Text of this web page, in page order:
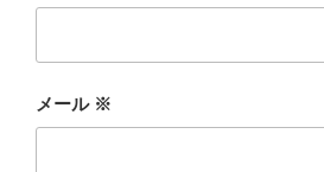
メール ※